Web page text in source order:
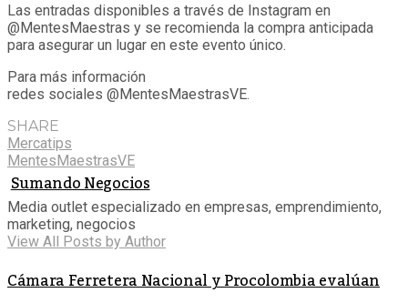
Las entradas disponibles a través de Instagram en
@MentesMaestras y se recomienda la compra anticipada
para asegurar un lugar en este evento único.
Para más información
redes sociales @MentesMaestrasVE.
SHARE
Mercatips
MentesMaestrasVE
Sumando Negocios
Media outlet especializado en empresas, emprendimiento,
marketing, negocios
View All Posts by Author
Cámara Ferretera Nacional y Procolombia evalúan